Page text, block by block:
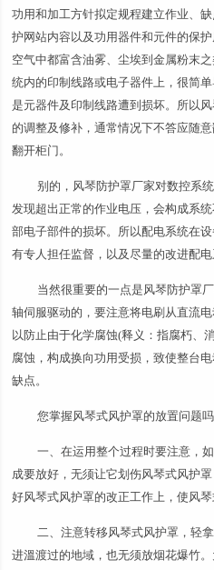
功用和加工方针拟定规程建立作业、
护网站内容以及功用器件和元件的保
空气中都富含油雾、尘埃到金属粉末
统内的印制线路或电子器件上，很简
是元器件及印制线路遭到损坏。所以
的调整及修补，通常情况下不答应随
翻开柜门。
别的，风琴防护罩厂家对数控系
发现超出正常的作业电压，会构成系
部电子部件的损坏。所以配电系统在
有专人担任监督，以及尽量的改进配电
当然很重要的一点是风琴防护罩
轴伺服驱动的，要注意将电刷从直流
以防止由于化学腐蚀(释义：指腐朽、
腐蚀，构成换向功用受损，致使整台
缺点。
您掌握风琴式风护罩的放置问题吗
一、在运用整个过程时要注意，
成要放好，无须让它划伤风琴式风护
好风琴式风护罩的改正工作上，使风
二、注意转移风琴式风护罩，轻
进溫渡过的地域，也无须放烟花爆竹